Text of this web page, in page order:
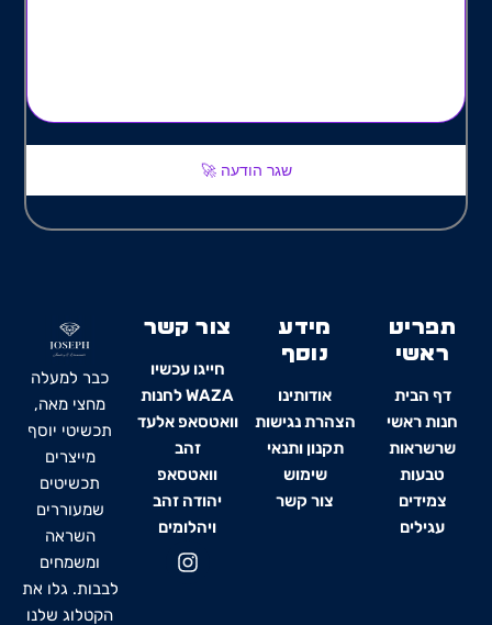
שגר הודעה 🚀
תפריט
ראשי
דף הבית
חנות ראשי
שרשראות
טבעות
צמידים
עגילים
מידע
נוסף
אודותינו
הצהרת נגישות
תקנון ותנאי
שימוש
צור קשר
צור קשר
חייגו עכשיו
WAZA לחנות
וואטסאפ אלעד
זהב
וואטסאפ
יהודה זהב
ויהלומים
I
n
כבר למעלה
מחצי מאה,
תכשיטי יוסף
מייצרים
תכשיטים
שמעוררים
השראה
ומשמחים
לבבות. גלו את
הקטלוג שלנו